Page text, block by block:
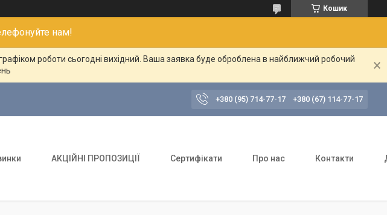
Кошик
нам!
роботи сьогодні вихідний. Ваша заявка буде оброблена в найближчий робочий
+380 (95) 714-77-17 +380 (67) 114-77-17
АКЦІЙНІ ПРОПОЗИЦІЇ Сертифікати Про нас Контакти